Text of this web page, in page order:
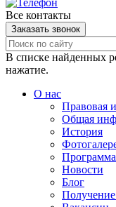
Все контакты
Заказать звонок
В списке найденных
нажатие.
О нас
Правовая
Общая
История
Новости
Блог
Получение